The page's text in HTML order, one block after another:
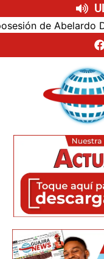
de Abelardo De